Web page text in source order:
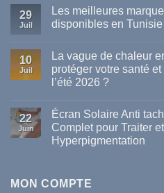
29
Juil
Les meilleures
disponibles en Tunisie
sur
meilleures
marques
disponibles
en
Tunisie
10
Juil
La vague de chaleur
protéger votre santé
l’été 2026 ?
sur
La
vague
de
comment
22
Juin
Écran Solaire Anti
Complet pour Traiter et
Hyperpigmentation
Écran
MON COMPTE